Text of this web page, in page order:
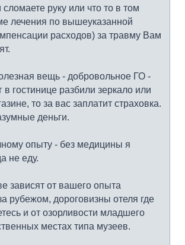
сломаете руку или что то в том
лечения по вышеуказанной
расходов) за травму Вам
вещь - добровольное ГО -
в гостинице разбили зеркало или
то за вас заплатит страховка.
деньги.
опыту - без медицины я
не еду.
зависят от вашего опыта
рубежом, дороговизны отеля где
и от озорливости младшего
местах типа музеев.